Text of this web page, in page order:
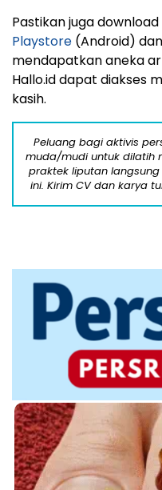
Pastikan juga
Playstore (Android) dan
mendapatkan aneka
Hallo.id dapat diakses
kasih.
Peluang bagi aktivis
muda/mudi untuk dilatih
praktek liputan
ini. Kirim CV dan karya